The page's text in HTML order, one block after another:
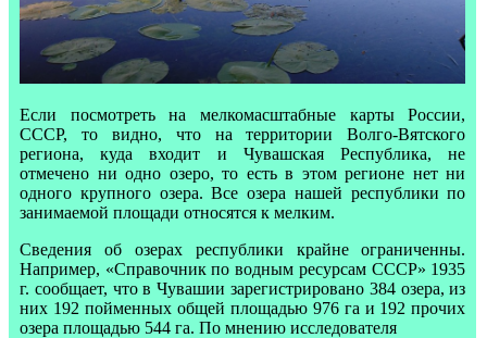
Если посмотреть на мелкомасштабные карты России,
СССР, то видно, что на территории Волго-Вятского
региона, куда входит и Чувашская Республика, не
отмечено ни одно озеро, то есть в этом регионе нет ни
одного крупного озера. Все озера нашей республики по
занимаемой площади относятся к мелким.
Сведения об озерах республики крайне ограниченны.
Например, «Справочник по водным ресурсам СССР» 1935
г. сообщает, что в Чувашии зарегистрировано 384 озера, из
них 192 пойменных общей площадью 976 га и 192 прочих
озера площадью 544 га. По мнению исследователя